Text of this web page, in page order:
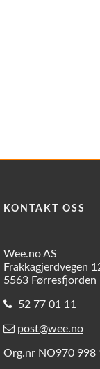
KONTAKT OSS
Wee.no AS
Frakkagjerdvegen
5563 Førresfjorden
52 77 01 11
post@wee.no
Org.nr NO970 998